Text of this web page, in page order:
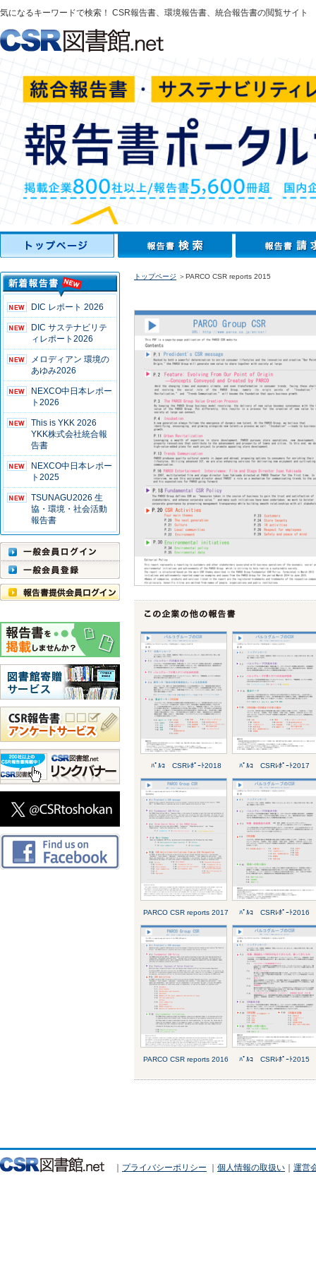
気になるキーワードで検索！ CSR報告書、環境報告書、統合報告書の閲覧サイト
DIC レポート 2026
DIC サステナビリテ
ィレポート2026
メロディアン 環境の
あゆみ2026
NEXCO中日本レポー
ト2026
This is YKK 2026
YKK株式会社統合報
告書
NEXCO中日本レポー
ト2025
TSUNAGU2026 生
協・環境・社会活動
報告書
トップページ ＞PARCO CSR reports 2015
ﾊﾟﾙｺ CSRﾚﾎﾟｰﾄ2018 ﾊﾟﾙｺ CSRﾚﾎﾟｰﾄ2017
PARCO CSR reports 2017 ﾊﾟﾙｺ CSRﾚﾎﾟｰﾄ2016
PARCO CSR reports 2016 ﾊﾟﾙｺ CSRﾚﾎﾟｰﾄ2015
｜ プライバシーポリシー ｜ 個人情報の取扱い ｜ 運営